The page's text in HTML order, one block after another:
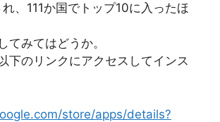
、111か国でトップ10に入ったほ
てみてはどうか。
下のリンクにアクセスしてインス
store/apps/details?